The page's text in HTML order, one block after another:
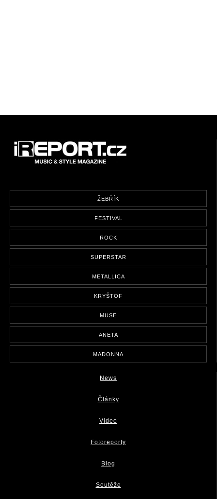
ŽEBŘÍK
FESTIVAL
ROCK
SUPERSTAR
METALLICA
KRYŠTOF
MUSE
ANETA
MADONNA
News
Články
Video
Fotoreporty
Blog
Soutěže